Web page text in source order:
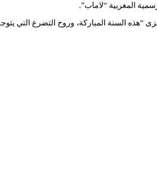
المغربية “لاماب”.
السنة المباركة، وروح التضرع التي يتوجه